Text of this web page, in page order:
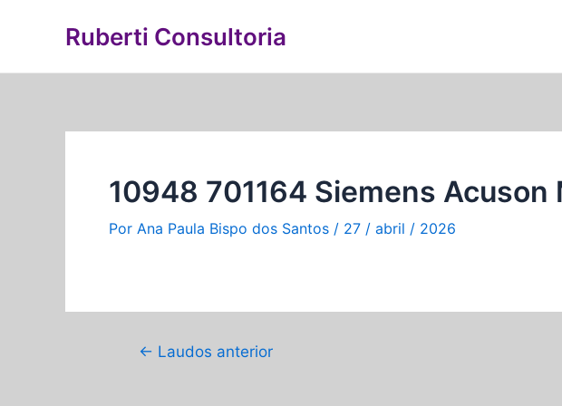
conteúdo
Ruberti Consultoria
10948 701164 Siemens Acuson
Por Ana Paula Bispo dos Santos / 27 / abril / 2026
de
← Laudos anterior